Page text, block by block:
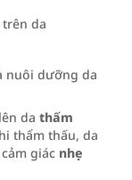
da
nuôi dưỡng da
da thấm
thẩm thấu, da
giác nhẹ